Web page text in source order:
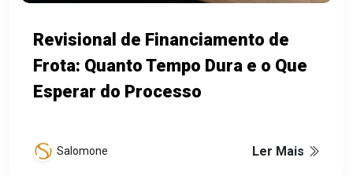
Revisional de Financiamento de
Frota: Quanto Tempo Dura e o Que
Esperar do Processo
Salomone Ler Mais